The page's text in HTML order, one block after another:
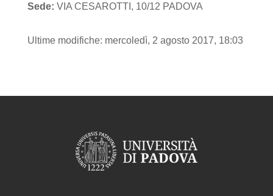
Sede: VIA CESAROTTI, 10/12 PADOVA
Ultime modifiche: mercoledì, 2 agosto 2017, 18:03